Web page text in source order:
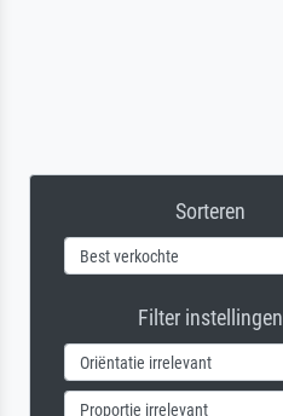
Sorteren
Filter instellingen